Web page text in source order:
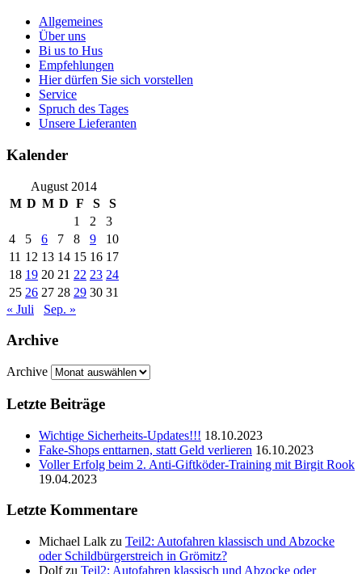
Allgemeines
Über uns
Bi us to Hus
Empfehlungen
Hier dürfen Sie sich vorstellen
Service
Spruch des Tages
Unsere Lieferanten
Kalender
August 2014
M D M D F S
S
1
2
3
4
5 6 7 8 9
10
11 12 13 14 15 16 17
18 19 20 21 22 23 24
25 26 27 28 29 30 31
« Juli
Sep. »
Archive
Archive
Letzte Beiträge
Wichtige Sicherheits-Updates!!! 18.10.2023
Fake-Shops enttarnen, statt Geld verlieren 16.10.2023
Voller Erfolg beim 2. Anti-Giftköder-Training mit Birgit Rook
19.04.2023
Letzte Kommentare
Michael Lalk zu Teil2: Autofahren klassisch und Abzocke
oder Schildbürgerstreich in Grömitz?
Dolfzu Teil2: Autofahren klassisch und Abzocke oder